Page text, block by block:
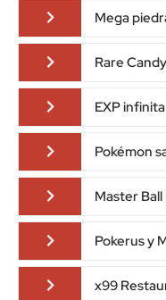
Mega
Rare
EXP infinita
Pokémon
Master Ball
Pokerus y
x99